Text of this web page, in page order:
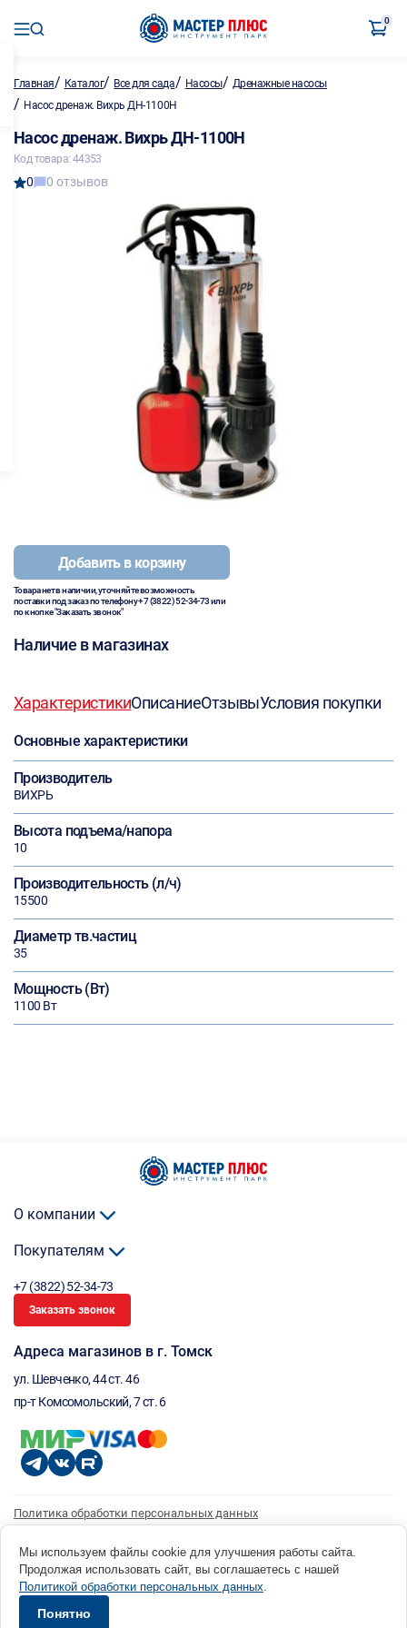
0
Главная/ Каталог/ Все для сада/ Насосы/ Дренажные насосы
/ Насос дренаж. Вихрь ДН-1100Н
Насос дренаж. Вихрь ДН-1100Н
Код товара: 44353
0 0 отзывов
Добавить в корзину
Товара нет в наличии, уточняйте возможность
поставки под заказ по телефону+7 (3822) 52-34-73или
по кнопке "Заказать звонок"
Наличие в магазинах
ХарактеристикиОписаниеОтзывыУсловия покупки
Основные характеристики
Производитель
ВИХРЬ
Высота подъема/напора
10
Производительность (л/ч)
15500
Диаметр тв.частиц
35
Мощность (Вт)
1100 Вт
О компании
Покупателям
+7 (3822) 52-34-73
Заказать звонок
Адреса магазинов в г. Томск
ул. Шевченко, 44 ст. 46
пр-т Комсомольский, 7 ст. 6
Политика обработки персональных данных
Согласие на получение рассылки
© 1996 - 2026 инструмент парк «Мастер Плюс» Россия, г. Томск, ул. Шевченко, 44 ст. 46, (3822) 52-34-
73 okp@masterplus.tomsk.ru ИП Брусницын Д.Н. ИНН 701700002741
Мы используем файлы cookie для улучшения работы сайта.
Продолжая использовать сайт, вы соглашаетесь с нашей
Политикой обработки персональных данных.
Понятно